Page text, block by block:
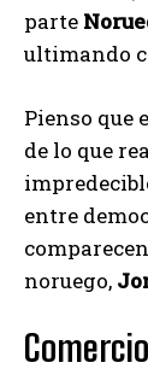
parte
ultimando
Pienso que
de lo que
entre
noruego,